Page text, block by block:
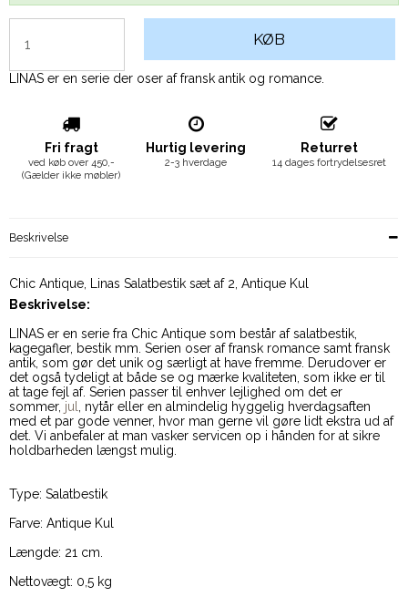
KØB
LINAS er en serie der oser af fransk antik og romance.
Fri fragt
ved køb over 450,-
(Gælder ikke møbler)
Hurtig levering
2-3 hverdage
Returret
14 dages fortrydelsesret
Beskrivelse
Chic Antique, Linas Salatbestik sæt af 2, Antique Kul
Beskrivelse:
LINAS er en serie fra Chic Antique som består af salatbestik,
kagegafler, bestik mm. Serien oser af fransk romance samt fransk
antik, som gør det unik og særligt at have fremme. Derudover er
det også tydeligt at både se og mærke kvaliteten, som ikke er til
at tage fejl af. Serien passer til enhver lejlighed om det er
sommer, jul
, nytår eller en almindelig hyggelig hverdagsaften
med et par gode venner, hvor man gerne vil gøre lidt ekstra ud af
det. Vi anbefaler at man vasker servicen op i hånden for at sikre
holdbarheden længst mulig.
Type: Salatbestik
Farve: Antique Kul
Længde: 21 cm.
Nettovægt: 0,5 kg